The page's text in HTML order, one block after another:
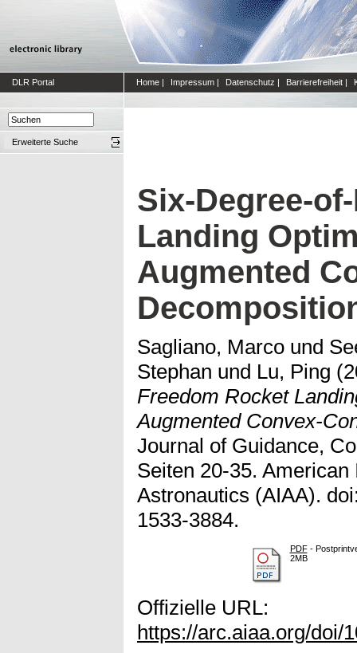
DLR Portal Home | Impressum | Datenschutz | Barrierefreiheit |
Erweiterte Suche
Six-Degree-
Landing
Augmented
Sagliano, Marco und
Stephan und Lu, Ping
Freedom Rocket
Augmented Convex-
Journal of Guidance,
Seiten 20-35.
Astronautics (AIAA).
1533-3884.
PDF-
2MB
Offizielle URL:
https://arc.aiaa.org/doi/